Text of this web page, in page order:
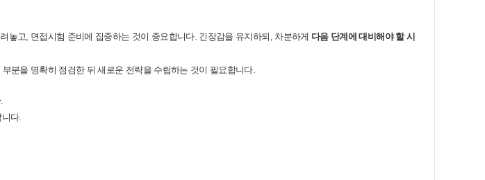
고, 면접시험 준비에 집중하는 것이 중요합니다. 긴장감을 유지하되, 차분하게 다음 단계에 대비해야 할 시
분을 명확히 점검한 뒤 새로운 전략을 수립하는 것이 필요합니다.
다.